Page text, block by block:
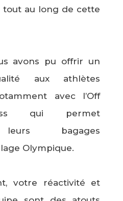
tout au long de cette
avons pu offrir un
aux athlètes
avec l’Off
qui permet
leurs bagages
Olympique.
votre réactivité et